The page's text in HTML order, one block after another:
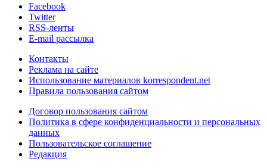
Facebook
Twitter
RSS-ленты
E-mail рассылка
Контакты
Реклама на сайте
Использование материалов korrespondent.net
Правила пользования сайтом
Договор пользования сайтом
Политика в сфере конфиденциальности и персональных
данных
Пользовательское соглашение
Редакция